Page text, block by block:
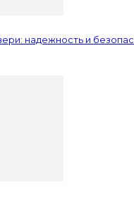
надежность и